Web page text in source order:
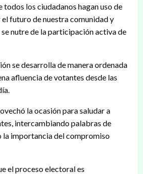
todos los ciudadanos hagan uso de
futuro de nuestra comunidad y
nutre de la participación activa de
se desarrolla de manera ordenada
afluencia de votantes desde las
la ocasión para saludar a
intercambiando palabras de
la importancia del compromiso
el proceso electoral es